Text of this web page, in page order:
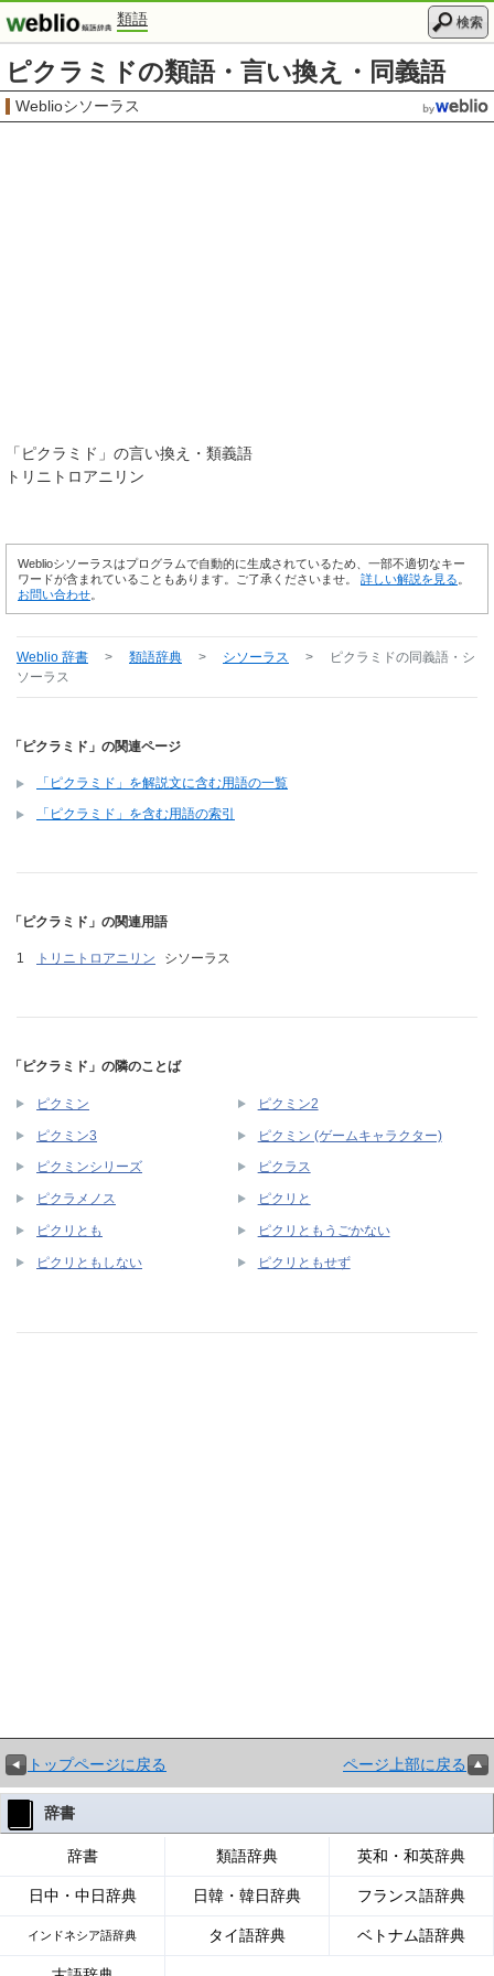
類語 検索
ピクラミドの類語・言い換え・同義語
Weblioシソーラス
「 ピクラミド 」の言い換え・類義語
トリニトロアニリン
Weblioシソーラスはプログラムで自動的に生成されているため、一部不適切なキー
ワードが含まれていることもあります。ご了承くださいませ。 詳しい解説を見る
お問い合わせ
Weblio 辞書 > 類語辞典 > シソーラス > ピクラミドの同義語・シ
ソーラス
「ピクラミド」の関連ページ
「ピクラミド」を解説文に含む用語の一覧
「ピクラミド」を含む用語の索引
「ピクラミド」の関連用語
トリニトロアニリン シソーラス
「ピクラミド」の隣のことば
ピクミン ピクミン2
ピクミン3 ピクミン (ゲームキャラクター)
ピクミンシリーズ ピクラス
ピクラメノス ピクリと
ピクリとも ピクリともうごかない
ピクリともしない ピクリともせず
トップページに戻る ページ上部に戻る
辞書
辞書 類語辞典 英和・和英辞典
日中・中日辞典 日韓・韓日辞典 フランス語辞典
インドネシア語辞典 タイ語辞典 ベトナム語辞典